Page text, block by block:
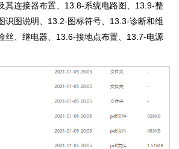
其连接器布置、13.8-系统电路图、13.9-整
识图说明、13.2-图标符号、13.3-诊断和维
丝、继电器、13.6-接地点布置、13.7-电源